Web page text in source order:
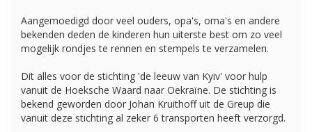
Aangemoedigd door veel ouders, opa's, oma's en andere
bekenden deden de kinderen hun uiterste best om zo veel
mogelijk rondjes te rennen en stempels te verzamelen.
Dit alles voor de stichting 'de leeuw van Kyiv' voor hulp
vanuit de Hoeksche Waard naar Oekraïne. De stichting is
bekend geworden door Johan Kruithoff uit de Greup die
vanuit deze stichting al zeker 6 transporten heeft verzorgd.